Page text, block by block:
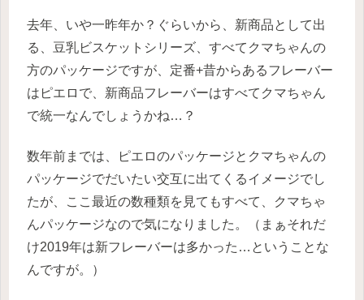
去年、いや一昨年か？ぐらいから、新商品として出
る、豆乳ビスケットシリーズ、すべてクマちゃんの
方のパッケージですが、定番+昔からあるフレーバー
はピエロで、新商品フレーバーはすべてクマちゃん
で統一なんでしょうかね…？
数年前までは、ピエロのパッケージとクマちゃんの
パッケージでだいたい交互に出てくるイメージでし
たが、ここ最近の数種類を見てもすべて、クマちゃ
んパッケージなので気になりました。（まぁそれだ
け2019年は新フレーバーは多かった…ということな
んですが。）